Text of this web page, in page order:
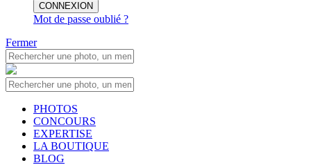
CONNEXION
Mot de passe oublié ?
Fermer
PHOTOS
CONCOURS
EXPERTISE
LA BOUTIQUE
BLOG